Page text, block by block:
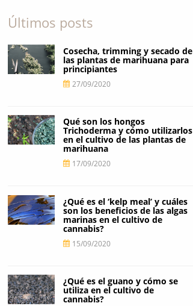
Últimos posts
Cosecha, trimming y secado de
las plantas de marihuana para
principiantes
27/09/2020
Qué son los hongos
Trichoderma y cómo utilizarlos
en el cultivo de las plantas de
marihuana
17/09/2020
¿Qué es el ‘kelp meal’ y cuáles
son los beneficios de las algas
marinas en el cultivo de
cannabis?
15/09/2020
¿Qué es el guano y cómo se
utiliza en el cultivo de
cannabis?